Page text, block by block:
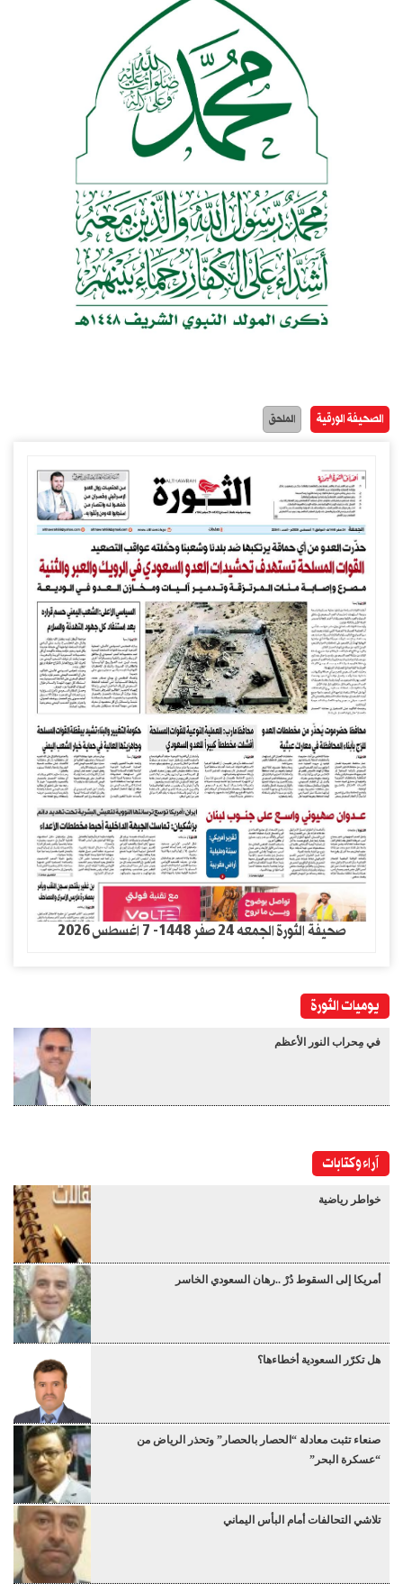
الصحيفة الورقية الملحق
صحيفة الثورة الجمعه 24 صفر 1448- 7 اغسطس 2026
يوميات الثورة
في مِحراب النور الأعظم
آراء وكتابات
خواطر رياضية
أمريكا إلى السقوط دُرْ ..رهان السعودي الخاسر
هل تكرّر السعودية أخطاءها؟
صنعاء تثبت معادلة “الحصار بالحصار” وتحذر الرياض من
“عسكرة البحر”
تلاشي التحالفات أمام البأس اليماني